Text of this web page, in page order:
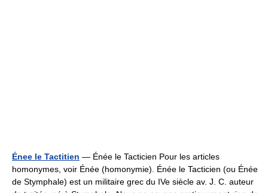
Énee le Tactitien — Énée le Tacticien Pour les articles
homonymes, voir Énée (homonymie). Énée le Tacticien (ou Énée
de Stymphale) est un militaire grec du IVe siècle av. J. C. auteur